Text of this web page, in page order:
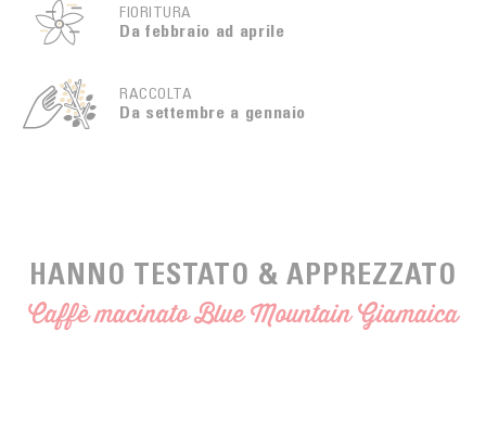
FIORITURA
Da febbraio ad aprile
RACCOLTA
Da settembre a gennaio
HANNO TESTATO & APPREZZATO
Caffè macinato Blue Mountain Giamaica